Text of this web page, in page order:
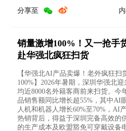
分享至
销量激增100%！又一抢手
赴华强北疯狂扫货
【华强北AI产品卖爆！老外疯狂
100%】2026年暑期，深圳华强北
均近8000名外籍客商前来扫货。今
品销售额同比增长超55%，其中AI
人机和机器人增长60%至70%，AI
热销背后，得益于深圳完备高效的
的生产成本及欧盟豁免可穿戴设备